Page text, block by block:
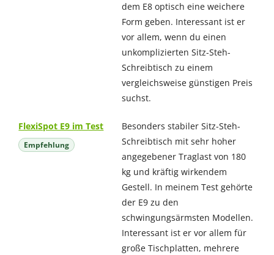
dem E8 optisch eine weichere
Form geben. Interessant ist er
vor allem, wenn du einen
unkomplizierten Sitz-Steh-
Schreibtisch zu einem
vergleichsweise günstigen Preis
suchst.
FlexiSpot E9 im Test
Empfehlung
Besonders stabiler Sitz-Steh-
Schreibtisch mit sehr hoher
angegebener Traglast von 180
kg und kräftig wirkendem
Gestell. In meinem Test gehörte
der E9 zu den
schwingungsärmsten Modellen.
Interessant ist er vor allem für
große Tischplatten, mehrere